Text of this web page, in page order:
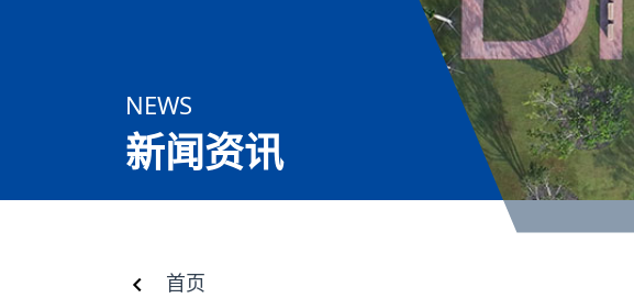
NEWS
新闻资讯
首页